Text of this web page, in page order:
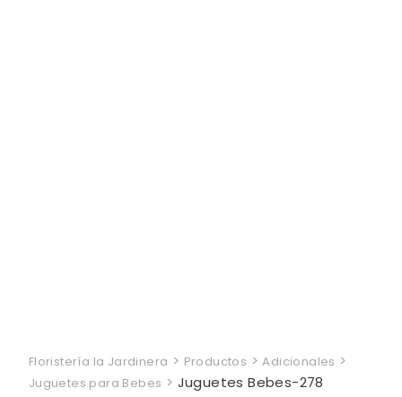
Floristería la Jardinera > Productos >Adicionales >
Juguetes para Bebes > Juguetes Bebes-278